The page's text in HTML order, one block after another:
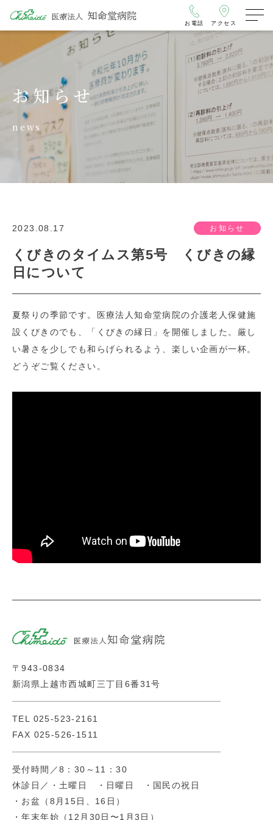
お電話 アクセス
お知らせ
news
2023.08.17 お知らせ
くびきのタイムス第5号 くびきの縁
日について
夏祭りの季節です。医療法人知命堂病院の介護老人保健施
設くびきのでも、「くびきの縁日」を開催しました。厳し
い暑さを少しでも和らげられるよう、楽しい企画が一杯。
どうぞご覧ください。
〒943-0834
新潟県上越市西城町三丁目6番31号
TEL 025-523-2161
FAX 025-526-1511
受付時間／8：30～11：30
休診日／・土曜日 ・日曜日 ・国民の祝日
・お盆（8月15日、16日）
・年末年始（12月30日〜1月3日）